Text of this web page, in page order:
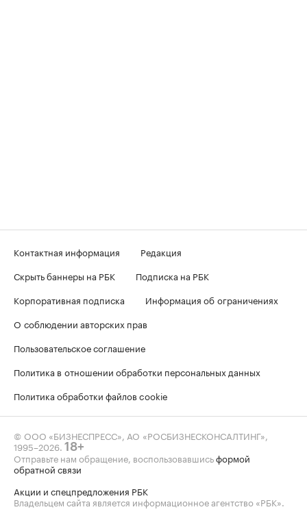
Контактная информация
Редакция
Скрыть баннеры на РБК
Подписка на РБК
Корпоративная подписка
Информация об ограничениях
О соблюдении авторских прав
Пользовательское соглашение
Политика в отношении обработки персональных данных
Политика обработки файлов cookie
© ООО «БИЗНЕСПРЕСС», АО «РОСБИЗНЕСКОНСАЛТИНГ»,
1995–2026. 18+
Отправьте нам обращение, воспользовавшисьформой
обратной связи
Акции и спецпредложения РБК
Владельцем сайта является информационное агентство «РБК».